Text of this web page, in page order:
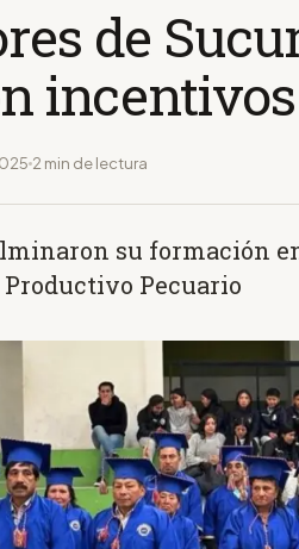
de
incentivos
2 min de lectura
su formación
Pecuario